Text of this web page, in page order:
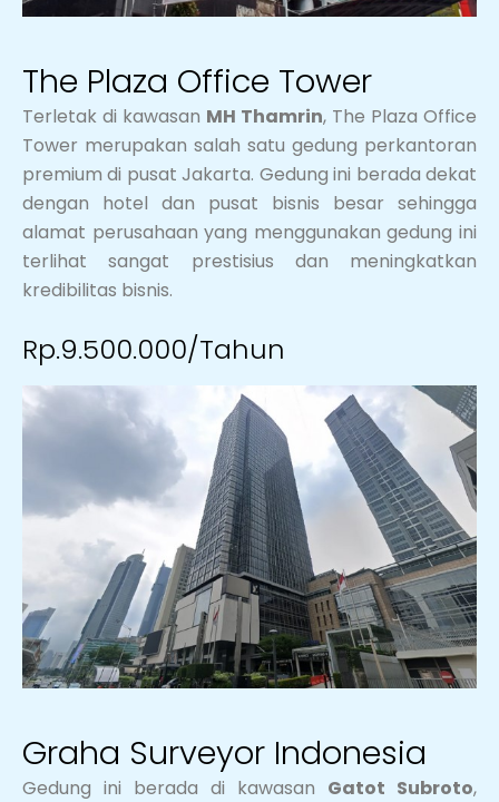
The Plaza Office Tower
Terletak di kawasan MH Thamrin, The Plaza Office
Tower merupakan salah satu gedung perkantoran
premium di pusat Jakarta. Gedung ini berada dekat
dengan hotel dan pusat bisnis besar sehingga
alamat perusahaan yang menggunakan gedung ini
terlihat sangat prestisius dan meningkatkan
kredibilitas bisnis.
Rp.9.500.000/Tahun
Graha Surveyor Indonesia
Gedung ini berada di kawasan Gatot Subroto,